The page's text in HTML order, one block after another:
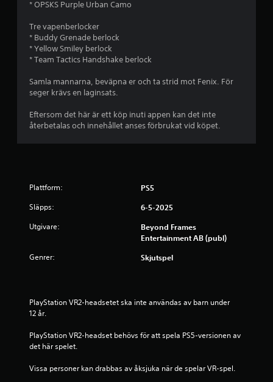
7
j
o
v
m
* OPSKS Purple Urban Camo
Tre vapenberlocker
* Buddy Grenade berlock
* Yellow Smiley berlock
* Team Tactics Handshake berlock
Samla mannarna, beväpna er och ta strid mot Fenix. För
seger krävs en laginsats.
Eftersom det här är ett köp inuti appen kan det inte
återbetalas och innehållet anses förbrukat vid köpet.
Plattform: PS5
Släpps: 6-5-2025
Utgivare:
Beyond Frames
Entertainment AB (publ)
Genrer: Skjutspel
PlayStation VR2-headsetet ska inte användas av barn under
12 år.
PlayStation VR2-headset behövs för att spela PS5-versionen av
det här spelet.
Vissa personer kan drabbas av åksjuka när de spelar VR-spel.